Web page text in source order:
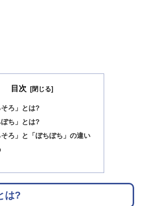
目次
そろ」とは?
ぼち」とは?
そろ」と「ぼちぼち」の違い
は?